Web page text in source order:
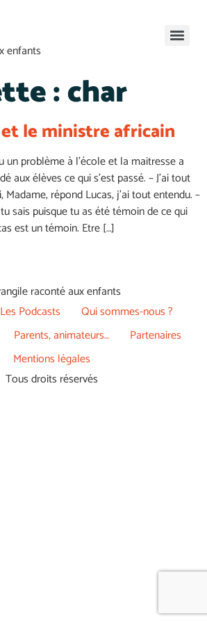
enfants
:char
le ministre africain
un problème à l’école et la maitresse a
aux élèves ce qui s’est passé. – J’ai tout
Madame, répond Lucas, j’ai tout entendu. –
sais puisque tu as été témoin de ce qui
est un témoin. Etre […]
raconté aux enfants
Les Podcasts
Qui sommes-nous ?
Parents, animateurs…
Partenaires
Mentions légales
Tous droits réservés